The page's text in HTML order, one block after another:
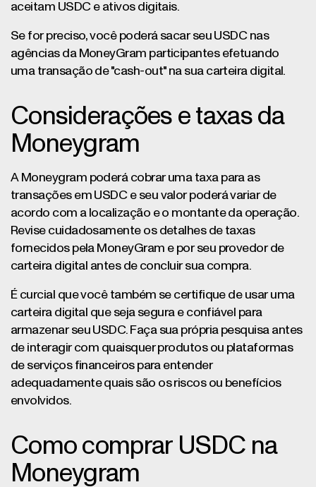
aceitam USDC e ativos digitais.
Se for preciso, você poderá sacar seu USDC nas
agências da MoneyGram participantes efetuando
uma transação de "cash-out" na sua carteira digital.
Considerações e taxas da
Moneygram
A Moneygram poderá cobrar uma taxa para as
transações em USDC e seu valor poderá variar de
acordo com a localização e o montante da operação.
Revise cuidadosamente os detalhes de taxas
fornecidos pela MoneyGram e por seu provedor de
carteira digital antes de concluir sua compra.
É curcial que você também se certifique de usar uma
carteira digital que seja segura e confiável para
armazenar seu USDC. Faça sua própria pesquisa antes
de interagir com quaisquer produtos ou plataformas
de serviços financeiros para entender
adequadamente quais são os riscos ou benefícios
envolvidos.
Como comprar USDC na
Moneygram